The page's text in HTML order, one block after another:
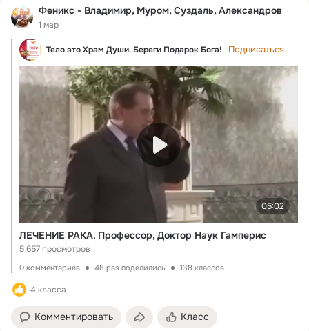
Феникс - Владимир, Муром, Суздаль, Александров
1 мар
Тело это Храм Души. Береги Подарок Бога! Подписаться
05:02
ЛЕЧЕНИЕ РАКА. Профессор, Доктор Наук Гамперис
5 657 просмотров
0 комментариев 48 раз поделились 138 классов
4 класса
Комментировать Класс